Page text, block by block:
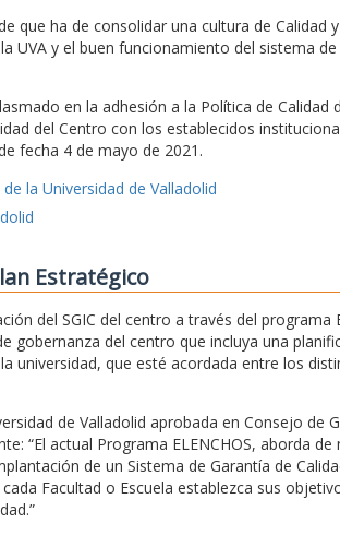
que ha de consolidar una cultura de Calidad
UVA y el buen funcionamiento del sistema
en la adhesión a la Política de Calidad
del Centro con los establecidos
fecha 4 de mayo de 2021.
la Universidad de Valladolid
Estratégico
del SGIC del centro a través del programa
gobernanza del centro que incluya una
universidad, que esté acordada entre los
de Valladolid aprobada en Consejo de
“El actual Programa ELENCHOS, aborda de
de un Sistema de Garantía de
Facultad o Escuela establezca sus